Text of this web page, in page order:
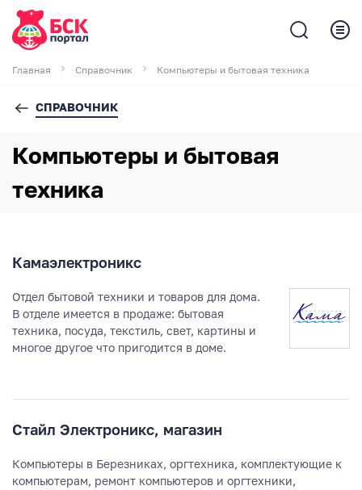
Главная Справочник Компьютеры и бытовая техника
СПРАВОЧНИК
Компьютеры и бытовая
техника
Камаэлектроникс
Отдел бытовой техники и товаров для дома.
В отделе имеется в продаже: бытовая
техника, посуда, текстиль, свет, картины и
многое другое что пригодится в доме.
Стайл Электроникс, магазин
Компьютеры в Березниках, оргтехника, комплектующие к
компьютерам, ремонт компьютеров и оргтехники,